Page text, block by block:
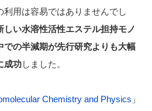
用は容易ではありませんでし
しい水溶性活性エステル担持モノ
での半減期が先行研究よりも大幅
成功しました。
Chemistry and Physics 」